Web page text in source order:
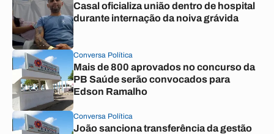
Casal oficializa união dentro de hospital
durante internação da noiva grávida
Conversa Política
Mais de 800 aprovados no concurso da
PB Saúde serão convocados para
Edson Ramalho
Conversa Política
João sanciona transferência da gestão